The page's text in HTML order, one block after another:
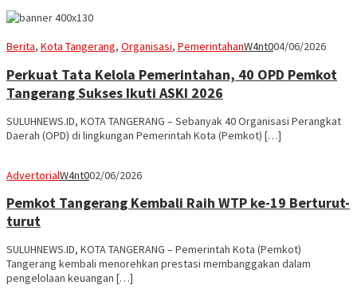
Berita, Kota Tangerang, Organisasi, PemerintahanW4nt004/06/2026
Perkuat Tata Kelola Pemerintahan, 40 OPD Pemkot
Tangerang Sukses Ikuti ASKI 2026
SULUHNEWS.ID, KOTA TANGERANG – Sebanyak 40 Organisasi Perangkat
Daerah (OPD) di lingkungan Pemerintah Kota (Pemkot) […]
AdvertorialW4nt002/06/2026
Pemkot Tangerang Kembali Raih WTP ke-19 Berturut-
turut
SULUHNEWS.ID, KOTA TANGERANG – Pemerintah Kota (Pemkot)
Tangerang kembali menorehkan prestasi membanggakan dalam
pengelolaan keuangan […]